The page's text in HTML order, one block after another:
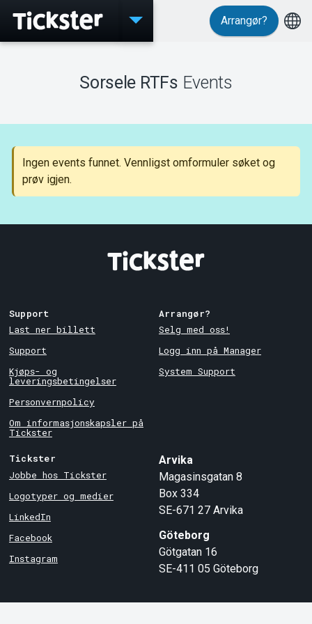
Events
Support
Om Tickster
Arrangør?
Sorsele RTFs Events
Ingen events funnet. Vennligst omformuler søket og
prøv igjen.
Support
Last ner billett
Support
Kjøps- og
leveringsbetingelser
Personvernpolicy
Om informasjonskapsler på
Tickster
Arrangør?
Selg med oss!
Logg inn på Manager
System Support
Tickster
Jobbe hos Tickster
Logotyper og medier
LinkedIn
Facebook
Instagram
Arvika
Magasinsgatan 8
Box 334
SE-671 27 Arvika
Göteborg
Götgatan 16
SE-411 05 Göteborg